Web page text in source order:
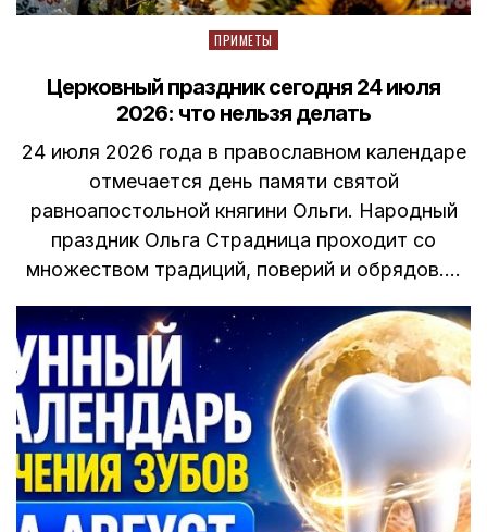
Posted
ПРИМЕТЫ
Церковный праздник сегодня 24 июля
2026: что нельзя делать
24 июля 2026 года в православном календаре
отмечается день памяти святой
равноапостольной княгини Ольги. Народный
праздник Ольга Страдница проходит со
множеством традиций, поверий и обрядов….